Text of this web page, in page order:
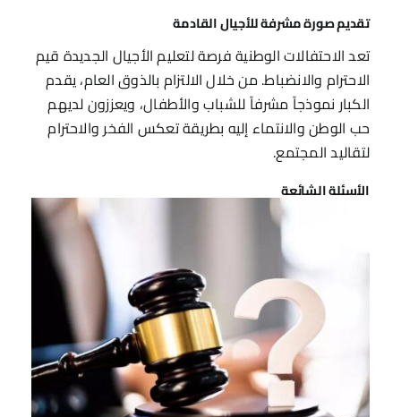
تقديم صورة مشرفة للأجيال القادمة
تعد الاحتفالات الوطنية فرصة لتعليم الأجيال الجديدة قيم
الاحترام والانضباط. من خلال الالتزام بالذوق العام، يقدم
الكبار نموذجاً مشرفاً للشباب والأطفال، ويعززون لديهم
حب الوطن والانتماء إليه بطريقة تعكس الفخر والاحترام
لتقاليد المجتمع.
الأسئلة الشائعة